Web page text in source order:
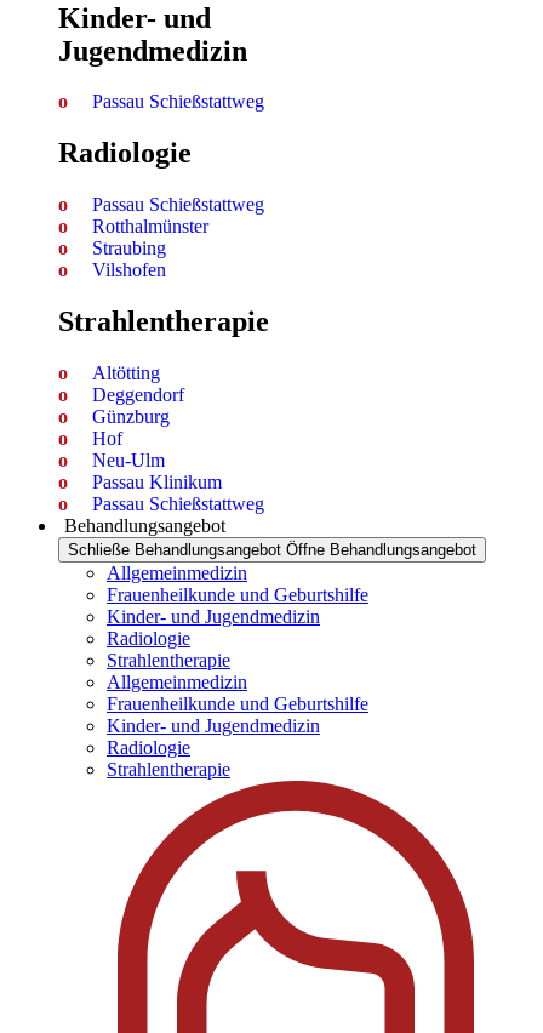
Kinder- und
Jugendmedizin
Passau Schießstattweg
Radiologie
Passau Schießstattweg
Rotthalmünster
Straubing
Vilshofen
Strahlen­therapie
Altötting
Deggendorf
Günzburg
Hof
Neu-Ulm
Passau Klinikum
Passau Schießstattweg
Behandlungsangebot
Schließe Behandlungsangebot Öffne Behandlungsangebot
Allgemeinmedizin
Frauenheilkunde und Geburtshilfe
Kinder- und Jugendmedizin
Radiologie
Strahlentherapie
Allgemeinmedizin
Frauenheilkunde und Geburtshilfe
Kinder- und Jugendmedizin
Radiologie
Strahlentherapie